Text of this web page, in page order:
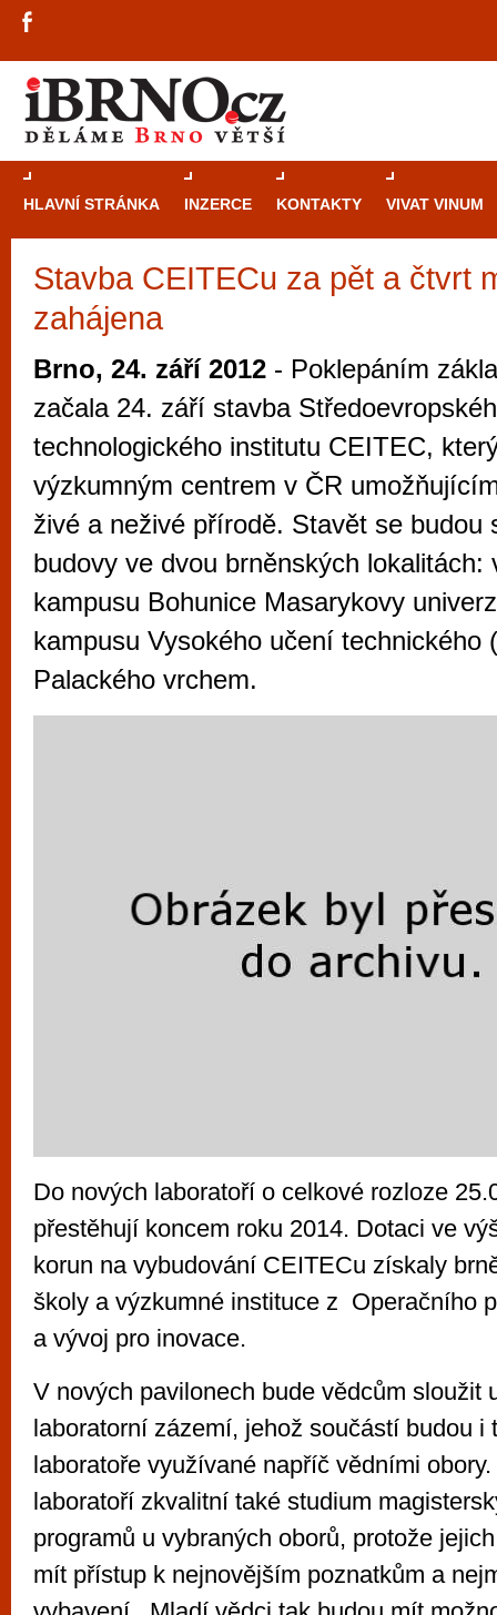
HLAVNÍ STRÁNKA INZERCE KONTAKTY VIVAT VINUM
Stavba CEITECu za pět a čtvrt
zahájena
Brno, 24. září 2012 - Poklepáním
začala 24. září stavba
technologického institutu CEITEC,
výzkumným centrem v ČR
živé a neživé přírodě. Stavět se budou
budovy ve dvou brněnských lokalitách:
kampusu Bohunice Masarykovy
kampusu Vysokého učení technického
Palackého vrchem.
Do nových laboratoří o celkové rozloze
přestěhují koncem roku 2014. Dotaci ve
korun na vybudování CEITECu získaly
školy a výzkumné instituce z Operačního
a vývoj pro inovace.
V nových pavilonech bude vědcům sloužit
laboratorní zázemí, jehož součástí budou i
laboratoře využívané napříč vědními
laboratoří zkvalitní také studium
programů u vybraných oborů, protože
mít přístup k nejnovějším poznatkům a
Průvodce
Brno je
zajímavé
restaurace,
Mimo jiné je ale také místem, kde si
vyzkoušet různé kasinové hry. V
metropoli naleznete širokou nabídku her
po moderní automaty jak pro pravidelné
příležitostné hráče. V...